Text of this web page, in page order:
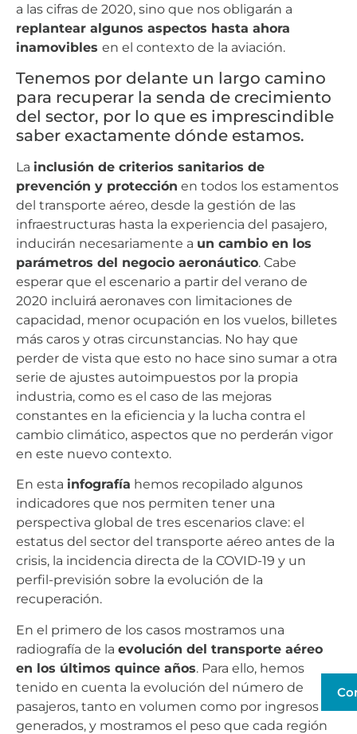
a las cifras de 2020, sino que nos obligarán a
replantear algunos aspectos hasta ahora
inamovibles en el contexto de la aviación.
Tenemos por delante un largo camino
para recuperar la senda de crecimiento
del sector, por lo que es imprescindible
saber exactamente dónde estamos.
La inclusión de criterios sanitarios de
prevención y protección en todos los estamentos
del transporte aéreo, desde la gestión de las
infraestructuras hasta la experiencia del pasajero,
inducirán necesariamente a un cambio en los
parámetros del negocio aeronáutico. Cabe
esperar que el escenario a partir del verano de
2020 incluirá aeronaves con limitaciones de
capacidad, menor ocupación en los vuelos, billetes
más caros y otras circunstancias. No hay que
perder de vista que esto no hace sino sumar a otra
serie de ajustes autoimpuestos por la propia
industria, como es el caso de las mejoras
constantes en la eficiencia y la lucha contra el
cambio climático, aspectos que no perderán vigor
en este nuevo contexto.
En esta infografía hemos recopilado algunos
indicadores que nos permiten tener una
perspectiva global de tres escenarios clave: el
estatus del sector del transporte aéreo antes de la
crisis, la incidencia directa de la COVID-19 y un
perfil-previsión sobre la evolución de la
recuperación.
En el primero de los casos mostramos una
radiografía de la evolución del transporte aéreo
en los últimos quince años. Para ello, hemos
tenido en cuenta la evolución del número de
pasajeros, tanto en volumen como por ingresos
generados, y mostramos el peso que cada región